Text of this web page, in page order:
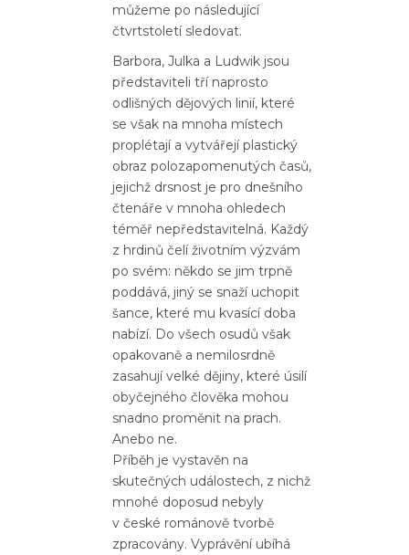
můžeme po následující
čtvrtstoletí sledovat.
Barbora, Julka a Ludwik jsou
představiteli tří naprosto
odlišných dějových linií, které
se však na mnoha místech
proplétají a vytvářejí plastický
obraz polozapomenutých časů,
jejichž drsnost je pro dnešního
čtenáře v mnoha ohledech
téměř nepředstavitelná. Každý
z hrdinů čelí životním výzvám
po svém: někdo se jim trpně
poddává, jiný se snaží uchopit
šance, které mu kvasící doba
nabízí. Do všech osudů však
opakovaně a nemilosrdně
zasahují velké dějiny, které úsilí
obyčejného člověka mohou
snadno proměnit na prach.
Anebo ne.
Příběh je vystavěn na
skutečných událostech, z nichž
mnohé doposud nebyly
v české románově tvorbě
zpracovány. Vyprávění ubíhá